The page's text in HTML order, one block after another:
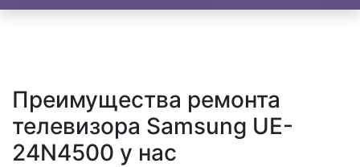
Преимущества ремонта
телевизора Samsung UE-
24N4500 у нас